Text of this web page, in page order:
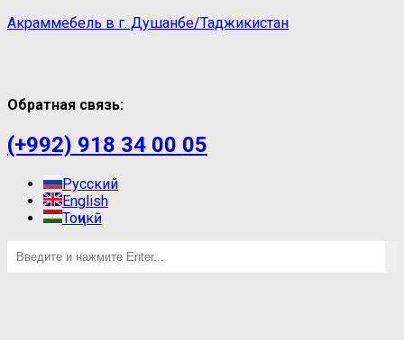
Акраммебель в г. Душанбе/Таджикистан
Обратная связь:
(+992) 918 34 00 05
Русский
English
Тоҷикӣ